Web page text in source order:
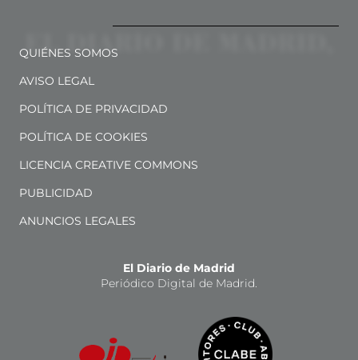
QUIÉNES SOMOS
AVISO LEGAL
POLÍTICA DE PRIVACIDAD
POLÍTICA DE COOKIES
LICENCIA CREATIVE COMMONS
PUBLICIDAD
ANUNCIOS LEGALES
El Diario de Madrid
Periódico Digital de Madrid.